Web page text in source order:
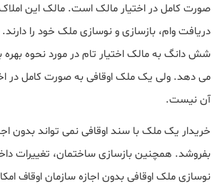
صورت کامل در اختیار مالک است. مالک این
دریافت وام، بازسازی و نوسازی ملک خود را
شش دانگ به مالک اختیار تام در مورد نحوه بهره
می دهد. ولی یک ملک اوقافی به صورت کامل در
آن نیست.
خریدار یک ملک با سند اوقافی نمی تواند بدون
بفروشد. همچنین بازسازی ساختمان، تغییرات
نوسازی ملک اوقافی بدون اجازه سازمان اوقاف